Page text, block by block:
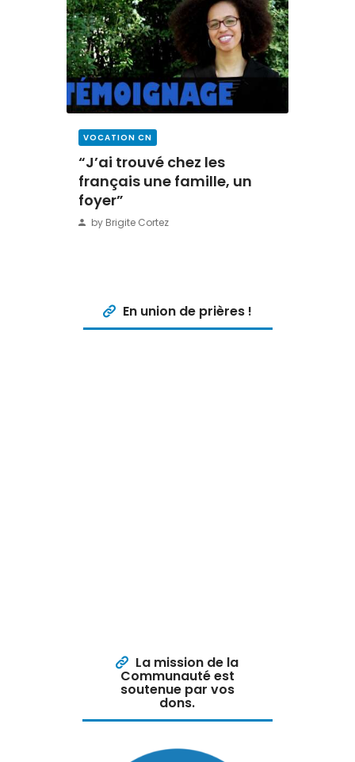
VOCATION CN
“J’ai trouvé chez les
français une famille, un
foyer”
by Brigite Cortez
En union de prières !
La mission de la
Communauté est
soutenue par vos
dons.